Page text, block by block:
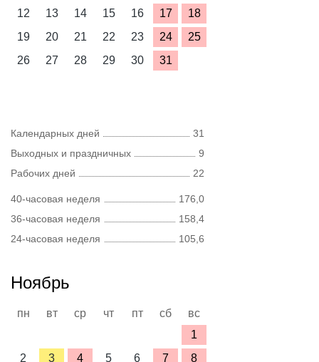
12
13 14 15 16 17
18
19
20 21 22 23 24
25
26
27 28 29 30 31
Календарных дней
31
Выходных и праздничных
9
Рабочих дней
22
40-часовая неделя
176,0
36-часовая неделя
158,4
24-часовая неделя
105,6
Ноябрь
пн вт ср чт пт сб
вс
1
2
3 4 5 6 7 8